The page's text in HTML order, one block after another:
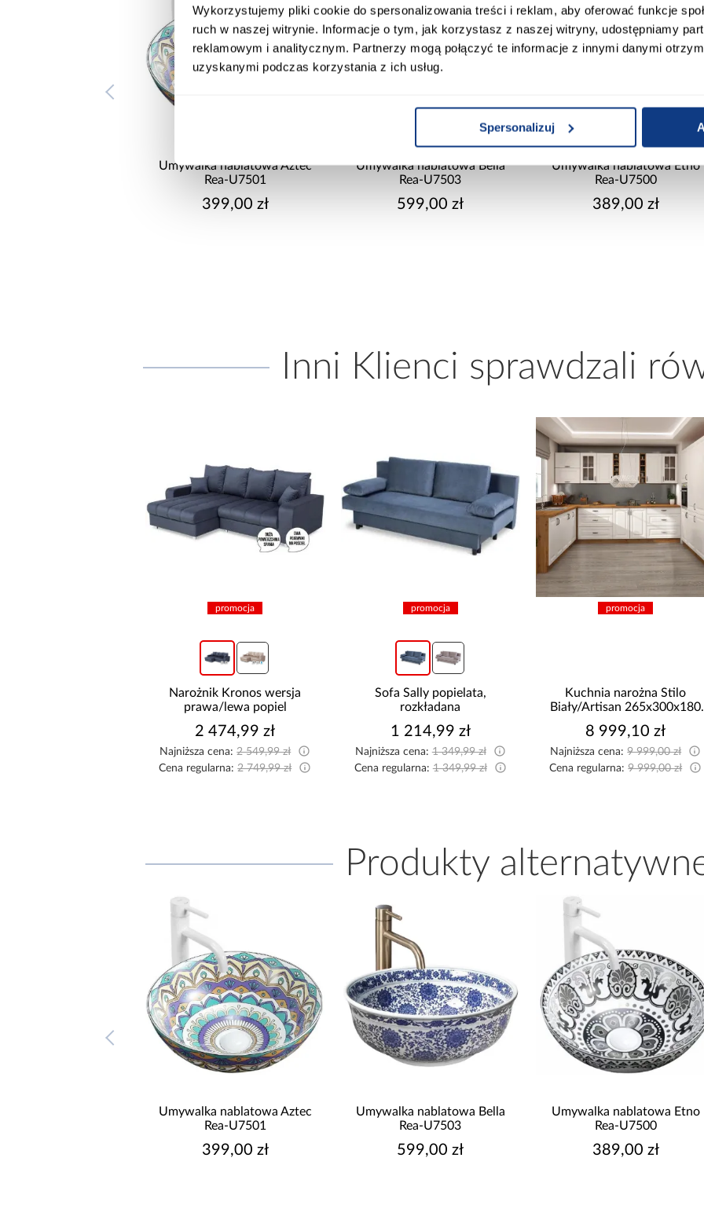
Wykorzystujemy pliki cookie do spersonalizowania treści i reklam, aby oferować funkcje
ruch w naszej witrynie. Informacje o tym, jak korzystasz z naszej witryny, udostępniamy
reklamowym i analitycznym. Partnerzy mogą połączyć te informacje z innymi danymi
uzyskanymi podczas korzystania z ich usług.
Spersonalizuj
Umywalka nablatowa Bella
Rea-U7503
599,00 zł
Umywalka nablatowa Etno
Rea-U7500
389,00 zł
Umywalka
Rea-U7504
499,00 zł
Inni Klienci sprawdzali
promocja
Narożnik Kronos wersja
prawa/lewa popiel
2 474,99 zł
Najniższa cena:2 549,99 zł
Cena regularna:2 749,99 zł
promocja
Sofa Sally popielata,
rozkładana
1 214,99 zł
Najniższa cena:1 349,99 zł
Cena regularna:1 349,99 zł
promocja
Kuchnia narożna Stilo
Biały/Artisan 265x300x180
8 999,10 zł
Najniższa cena:9 999,00 zł
Cena regularna:9 999,00 zł
Produkty
Umywalka nablatowa Aztec
Umywalka nablatowa Bella
Rea-U7503
599,00 zł
Umywalka nablatowa Etno
Rea-U7500
389,00 zł
Umywalka
Rea-U7504
499,00 zł